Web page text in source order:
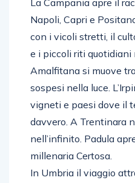
La Campania apre il
Napoli, Capri e
con i vicoli stretti, il
e i piccoli riti quotidiani
Amalfitana si muove
sospesi nella luce.
vigneti e paesi dove il
davvero. A Trentinara
nell’infinito. Padula
millenaria Certosa.
In Umbria il viaggio